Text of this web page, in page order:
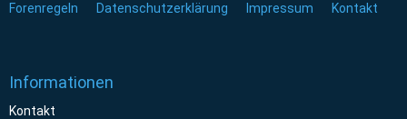
Forenregeln Datenschutzerklärung Impressum Kontakt
Informationen
Kontakt